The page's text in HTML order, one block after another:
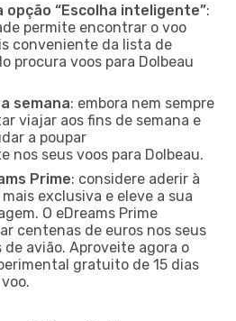
opção “Escolha inteligente”:
permite encontrar o voo
conveniente da lista de
procura voos para Dolbeau
semana: embora nem sempre
viajar aos fins de semana e
a poupar
nos seus voos para Dolbeau.
Prime: considere aderir à
exclusiva e eleve a sua
O eDreams Prime
centenas de euros nos seus
avião. Aproveite agora o
gratuito de 15 dias